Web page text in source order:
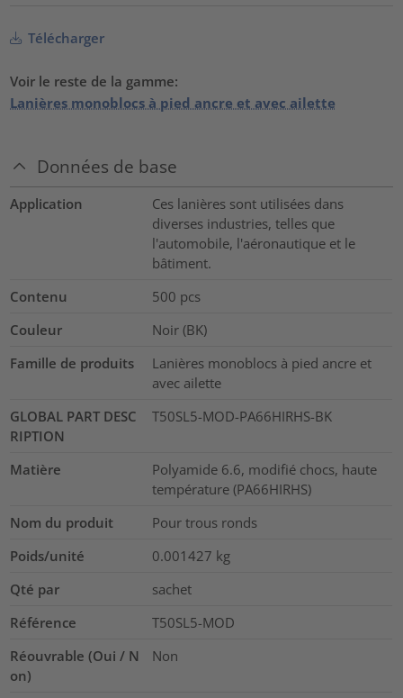
Télécharger
Voir le reste de la gamme:
Lanières monoblocs à pied ancre et avec ailette
Données de base
Application
Ces lanières sont utilisées dans
diverses industries, telles que
l'automobile, l'aéronautique et le
bâtiment.
Contenu
500 pcs
Couleur
Noir (BK)
Famille de produits
Lanières monoblocs à pied ancre et
avec ailette
GLOBAL PART DESC
RIPTION
T50SL5-MOD-PA66HIRHS-BK
Matière
Polyamide 6.6, modifié chocs, haute
température (PA66HIRHS)
Nom du produit
Pour trous ronds
Poids/unité
0.001427 kg
Qté par
sachet
Référence
T50SL5-MOD
Réouvrable (Oui / N
on)
Non